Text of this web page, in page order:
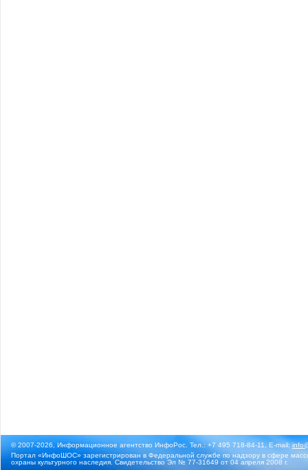
© 2007-2026, Информационное агентство ИнфоРос. Тел.: +7 495 718-84-11, E-mail:
Портал «ИнфоШОС» зарегистрирован в Федеральной службе по надзору в сфере
охраны культурного наследия. Свидетельство Эл № 77-31649 от 04 апреля 2008 г.